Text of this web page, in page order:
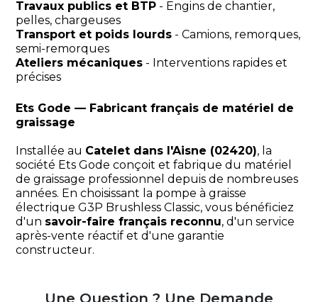
Travaux publics et BTP - Engins de chantier,
pelles, chargeuses
Transport et poids lourds - Camions, remorques,
semi-remorques
Ateliers mécaniques - Interventions rapides et
précises
Ets Gode — Fabricant français de matériel de
graissage
Installée au Catelet dans l'Aisne (02420), la
société Ets Gode conçoit et fabrique du matériel
de graissage professionnel depuis de nombreuses
années. En choisissant la pompe à graisse
électrique G3P Brushless Classic, vous bénéficiez
d'un savoir-faire français reconnu, d'un service
après-vente réactif et d'une garantie
constructeur.
Une Question ? Une Demande